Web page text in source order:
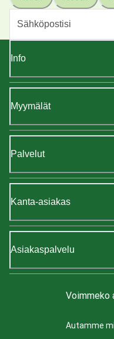
Info
Myymälät
Palvelut
Kanta-asiakas
Asiakaspalvelu
Voimmeko
Autamme